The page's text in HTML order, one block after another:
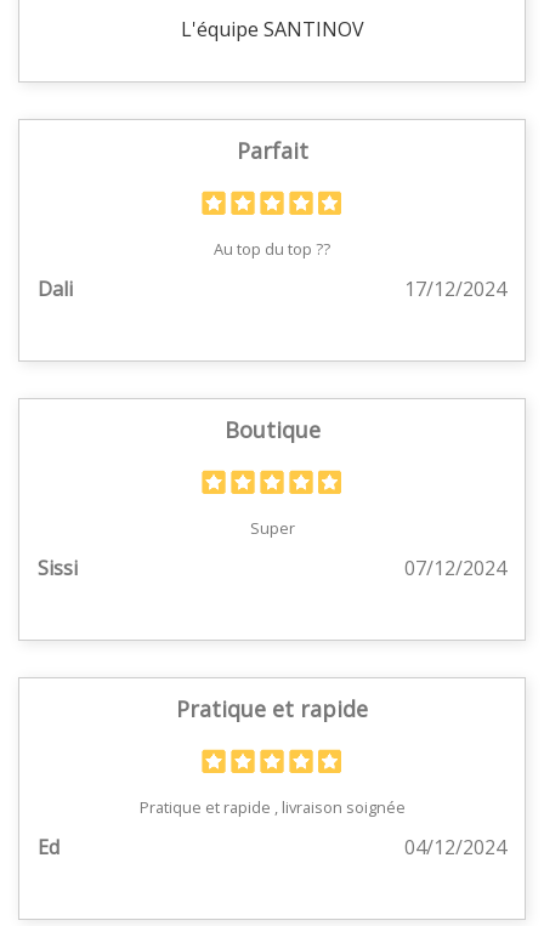
L'équipe SANTINOV
Parfait
Au top du top ??
Dali 17/12/2024
Boutique
Super
Sissi 07/12/2024
Pratique et rapide
Pratique et rapide , livraison soignée
Ed 04/12/2024